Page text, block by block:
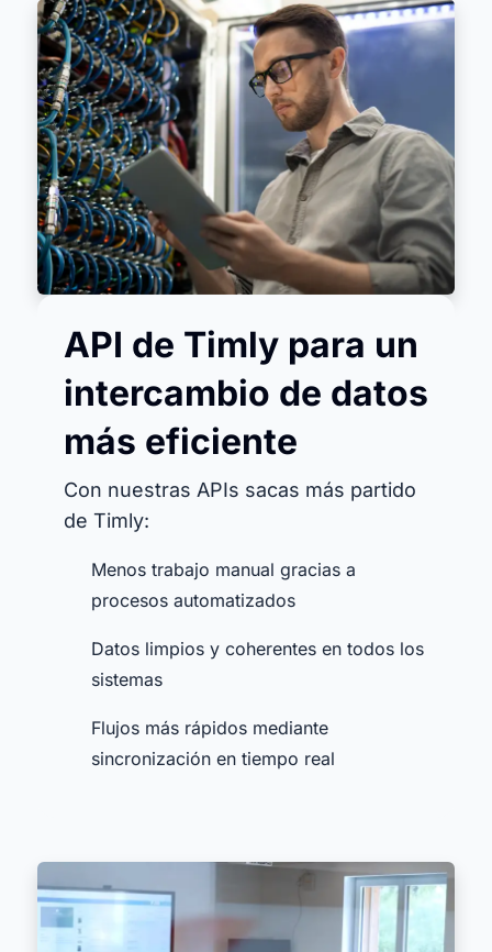
API de Timly para un
intercambio de datos
más eficiente
Con nuestras APIs sacas más partido
de Timly:
Menos trabajo manual gracias a
procesos automatizados
Datos limpios y coherentes en todos los
sistemas
Flujos más rápidos mediante
sincronización en tiempo real